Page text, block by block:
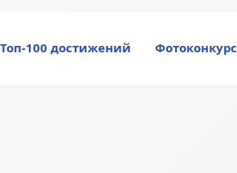
Топ-100 достижений Фотоконкурс